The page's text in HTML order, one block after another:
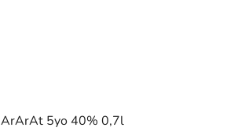
ArArAt 5yo 40% 0,7l